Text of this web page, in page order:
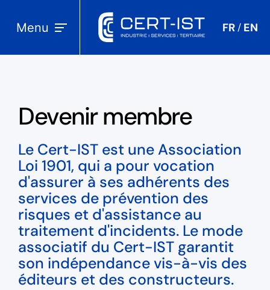
Menu FR / EN
Devenir membre
Le Cert-IST est une Association
Loi 1901, qui a pour vocation
d'assurer à ses adhérents des
services de prévention des
risques et d'assistance au
traitement d'incidents. Le mode
associatif du Cert-IST garantit
son indépendance vis-à-vis des
éditeurs et des constructeurs.